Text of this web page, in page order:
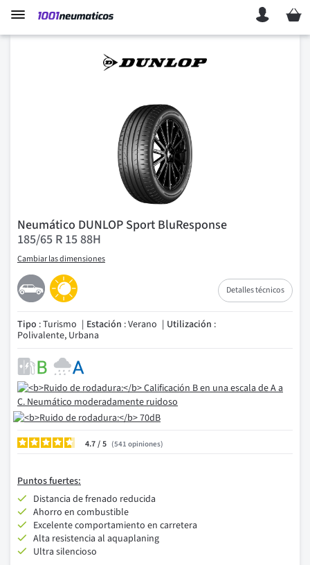
Mi
Neumático DUNLOP Sport BluResponse
185/65 R 15 88H
Cambiar las dimensiones
Detalles técnicos
Tipo : Turismo Estación : Verano Utilización :
Polivalente, Urbana
4.7/ 541 opiniones
Puntos fuertes:
Distancia de frenado reducida
Ahorro en combustible
Excelente comportamiento en carretera
Alta resistencia al aquaplaning
Ultra silencioso